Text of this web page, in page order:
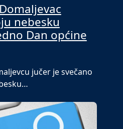
nebesku
Dan općine
jučer je svečano